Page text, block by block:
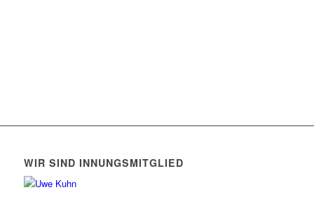
WIR SIND INNUNGSMITGLIED